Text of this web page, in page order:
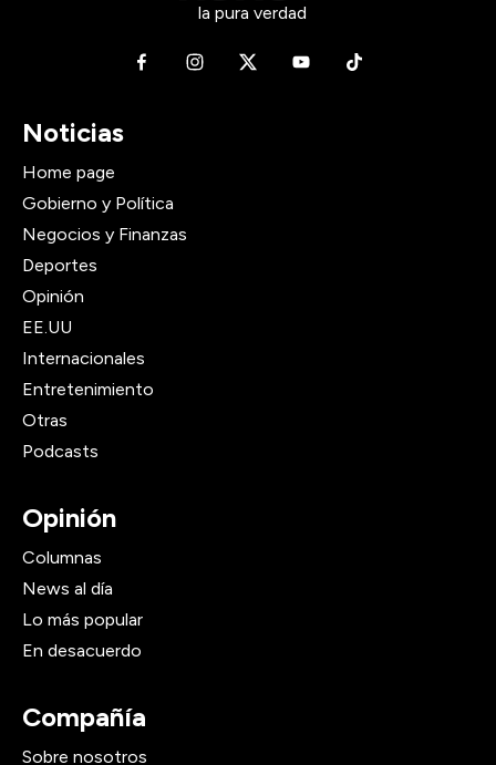
la pura verdad
Noticias
Home page
Gobierno y Política
Negocios y Finanzas
Deportes
Opinión
EE.UU
Internacionales
Entretenimiento
Otras
Podcasts
Opinión
Columnas
News al día
Lo más popular
En desacuerdo
Compañía
Sobre nosotros